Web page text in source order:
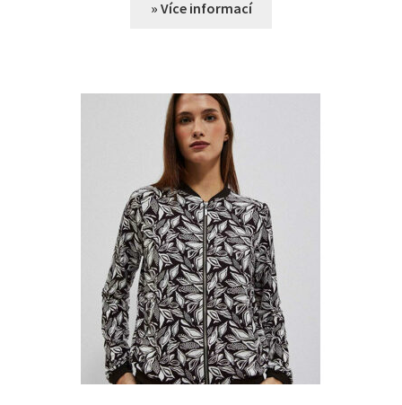
» Více informací